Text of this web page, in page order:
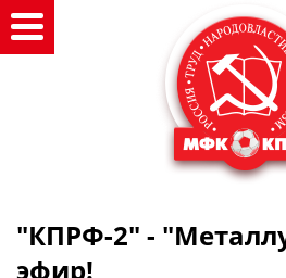
"КПРФ-2" -
эфир!